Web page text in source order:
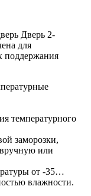
Дверь 2-
для
поддержания
температурного
заморозки,
или
от -35…
влажности.